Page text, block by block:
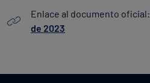
Enlace al documento oficial:
de 2023